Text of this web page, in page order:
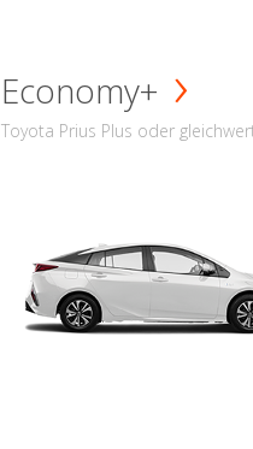
Economy+
Toyota Prius Plus oder